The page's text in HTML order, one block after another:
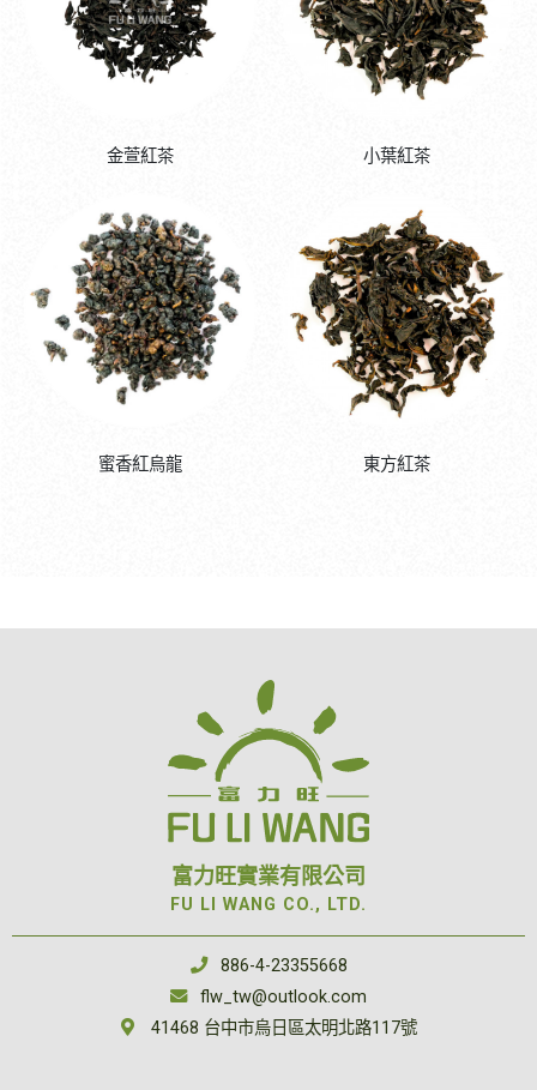
金萱紅茶 小葉紅茶
蜜香紅烏龍 東方紅茶
富力旺實業有限公司
FU LI WANG CO., LTD.
886-4-23355668
flw_tw@outlook.com
41468 台中市烏日區太明北路117號